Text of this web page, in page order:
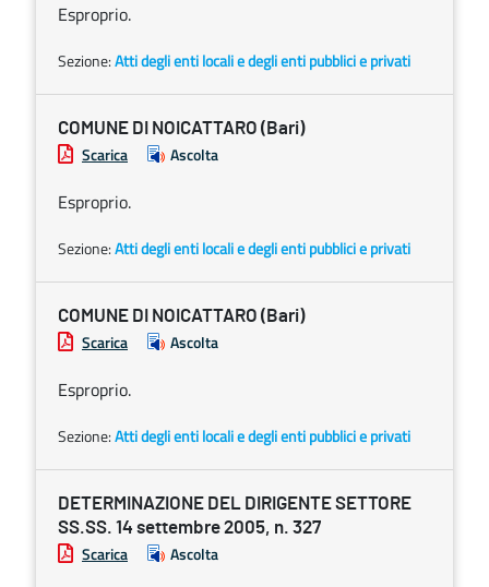
Esproprio.
Sezione:Atti degli enti locali e degli enti pubblici e privati
COMUNE DI NOICATTARO (Bari)
Scarica Ascolta
Esproprio.
Sezione:Atti degli enti locali e degli enti pubblici e privati
COMUNE DI NOICATTARO (Bari)
Scarica Ascolta
Esproprio.
Sezione:Atti degli enti locali e degli enti pubblici e privati
DETERMINAZIONE DEL DIRIGENTE SETTORE
SS.SS. 14 settembre 2005, n. 327
Scarica Ascolta